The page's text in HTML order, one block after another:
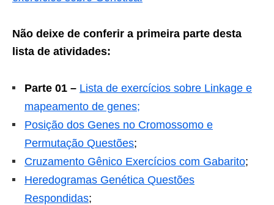
Não deixe de conferir a primeira parte desta
lista de atividades:
Parte 01 – Lista de exercícios sobre Linkage e
mapeamento de genes;
Posição dos Genes no Cromossomo e
Permutação Questões;
Cruzamento Gênico Exercícios com Gabarito;
Heredogramas Genética Questões
Respondidas;